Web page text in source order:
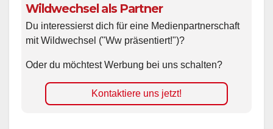
Wildwechsel als Partner
Du interessierst dich für eine Medienpartnerschaft
mit Wildwechsel ("Ww präsentiert!")?
Oder du möchtest Werbung bei uns schalten?
Kontaktiere uns jetzt!